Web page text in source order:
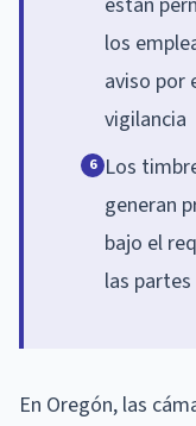
los
aviso por
vigilancia
6 Los
generan
bajo el
las
En Oregón, las